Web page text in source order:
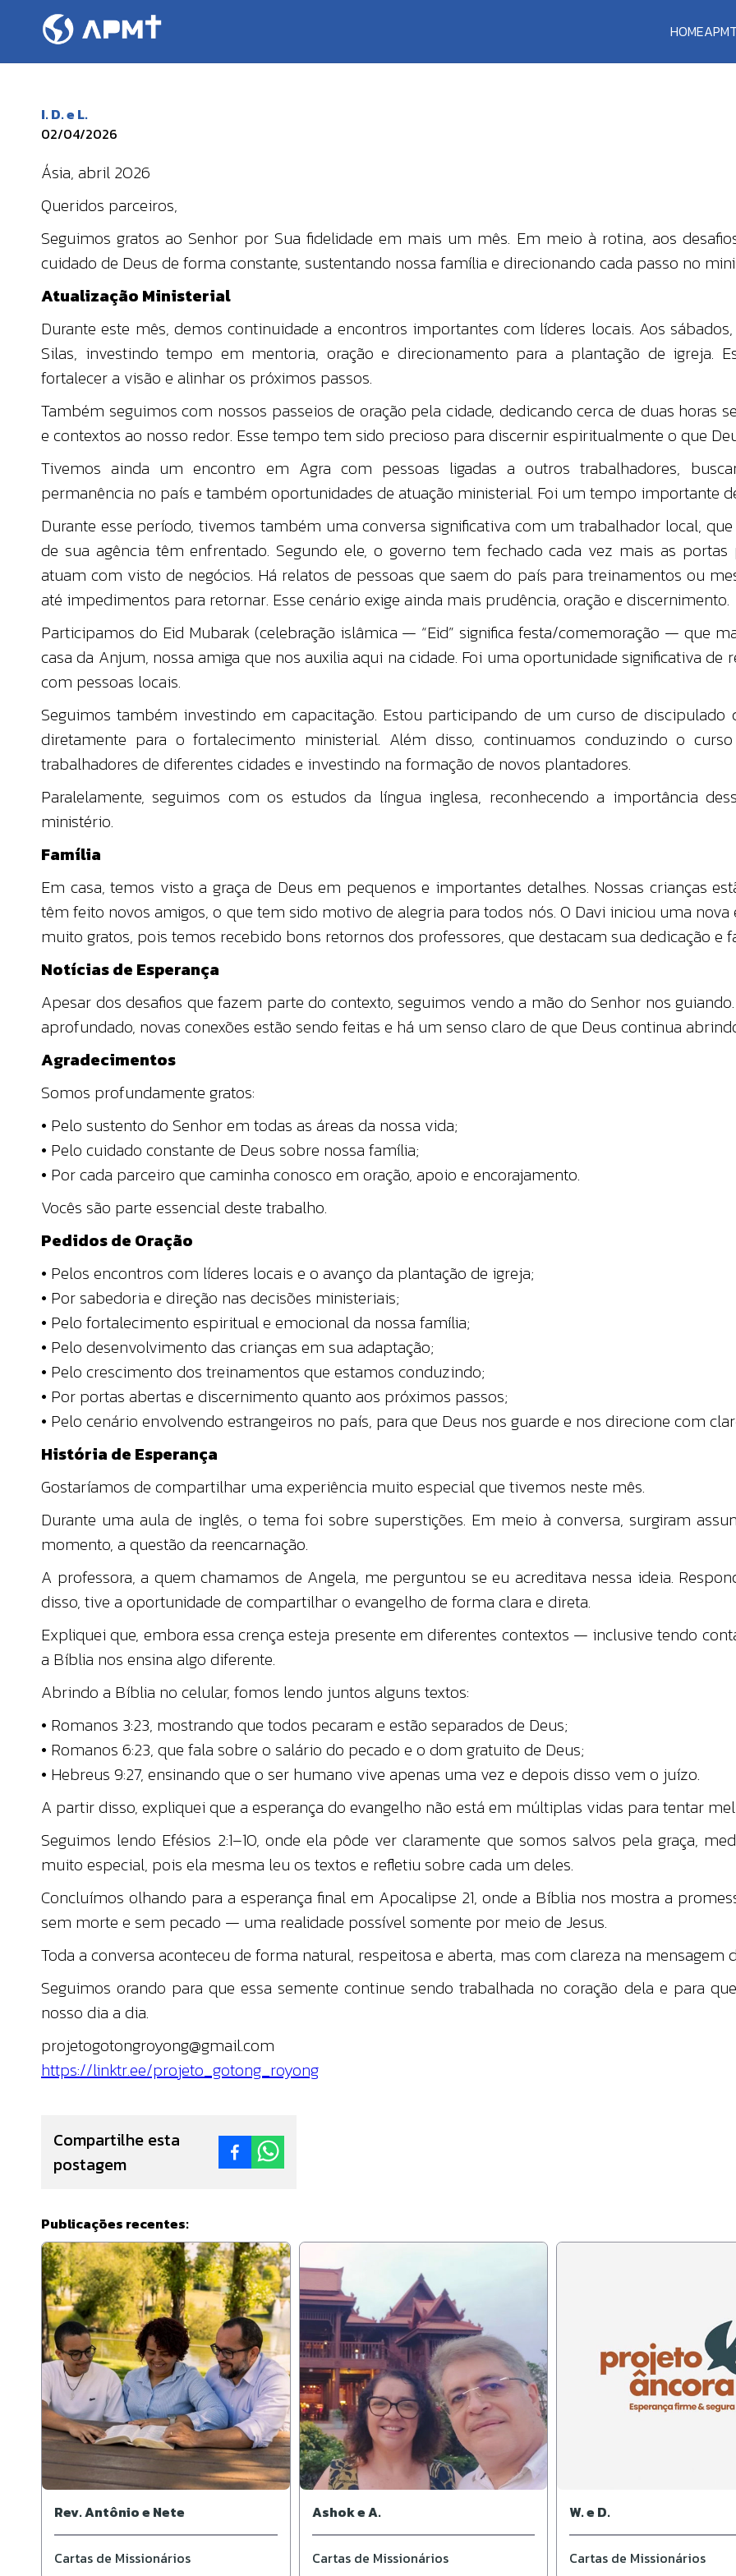
HOME
I. D. e L.
02/04/2026
Ásia, abril 2026
Queridos parceiros,
Seguimos gratos ao Senhor por Sua fidelidade em mais um mês. Em meio à rotina, aos
cuidado de Deus de forma constante, sustentando nossa família e direcionando cada passo no
Atualização Ministerial
Durante este mês, demos continuidade a encontros importantes com líderes locais. Aos
Silas, investindo tempo em mentoria, oração e direcionamento para a plantação de igreja.
fortalecer a visão e alinhar os próximos passos.
Também seguimos com nossos passeios de oração pela cidade, dedicando cerca de duas horas
e contextos ao nosso redor. Esse tempo tem sido precioso para discernir espiritualmente o que
Tivemos ainda um encontro em Agra com pessoas ligadas a outros trabalhadores,
permanência no país e também oportunidades de atuação ministerial. Foi um tempo importante
Durante esse período, tivemos também uma conversa significativa com um trabalhador local,
de sua agência têm enfrentado. Segundo ele, o governo tem fechado cada vez mais as
atuam com visto de negócios. Há relatos de pessoas que saem do país para treinamentos ou
até impedimentos para retornar. Esse cenário exige ainda mais prudência, oração e discernimento.
Participamos do Eid Mubarak (celebração islâmica — “Eid” significa festa/comemoração — que
casa da Anjum, nossa amiga que nos auxilia aqui na cidade. Foi uma oportunidade significativa
com pessoas locais.
Seguimos também investindo em capacitação. Estou participando de um curso de
diretamente para o fortalecimento ministerial. Além disso, continuamos conduzindo o
trabalhadores de diferentes cidades e investindo na formação de novos plantadores.
Paralelamente, seguimos com os estudos da língua inglesa, reconhecendo a importância
ministério.
Família
Em casa, temos visto a graça de Deus em pequenos e importantes detalhes. Nossas crianças
têm feito novos amigos, o que tem sido motivo de alegria para todos nós. O Davi iniciou uma nova
muito gratos, pois temos recebido bons retornos dos professores, que destacam sua dedicação e
Notícias de Esperança
Apesar dos desafios que fazem parte do contexto, seguimos vendo a mão do Senhor nos
aprofundado, novas conexões estão sendo feitas e há um senso claro de que Deus continua
Agradecimentos
Somos profundamente gratos:
• Pelo sustento do Senhor em todas as áreas da nossa vida;
• Pelo cuidado constante de Deus sobre nossa família;
• Por cada parceiro que caminha conosco em oração, apoio e encorajamento.
Vocês são parte essencial deste trabalho.
Pedidos de Oração
• Pelos encontros com líderes locais e o avanço da plantação de igreja;
• Por sabedoria e direção nas decisões ministeriais;
• Pelo fortalecimento espiritual e emocional da nossa família;
• Pelo desenvolvimento das crianças em sua adaptação;
• Pelo crescimento dos treinamentos que estamos conduzindo;
• Por portas abertas e discernimento quanto aos próximos passos;
• Pelo cenário envolvendo estrangeiros no país, para que Deus nos guarde e nos direcione com
História de Esperança
Gostaríamos de compartilhar uma experiência muito especial que tivemos neste mês.
Durante uma aula de inglês, o tema foi sobre superstições. Em meio à conversa, surgiram
momento, a questão da reencarnação.
A professora, a quem chamamos de Angela, me perguntou se eu acreditava nessa ideia.
disso, tive a oportunidade de compartilhar o evangelho de forma clara e direta.
Expliquei que, embora essa crença esteja presente em diferentes contextos — inclusive tendo
a Bíblia nos ensina algo diferente.
Abrindo a Bíblia no celular, fomos lendo juntos alguns textos:
• Romanos 3:23, mostrando que todos pecaram e estão separados de Deus;
• Romanos 6:23, que fala sobre o salário do pecado e o dom gratuito de Deus;
• Hebreus 9:27, ensinando que o ser humano vive apenas uma vez e depois disso vem o juízo.
A partir disso, expliquei que a esperança do evangelho não está em múltiplas vidas para tentar
Seguimos lendo Efésios 2:1–10, onde ela pôde ver claramente que somos salvos pela graça,
muito especial, pois ela mesma leu os textos e refletiu sobre cada um deles.
Concluímos olhando para a esperança final em Apocalipse 21, onde a Bíblia nos mostra a
sem morte e sem pecado — uma realidade possível somente por meio de Jesus.
Toda a conversa aconteceu de forma natural, respeitosa e aberta, mas com clareza na mensagem
Seguimos orando para que essa semente continue sendo trabalhada no coração dela e para
nosso dia a dia.
projetogotongroyong@gmail.com
https://linktr.ee/projeto_gotong_royong
Compartilhe esta
postagem
Publicações recentes:
Rev. Antônio e Nete
Cartas de Missionários
Ashok e A.
Cartas de Missionários
W. e D.
Cartas de Missionários